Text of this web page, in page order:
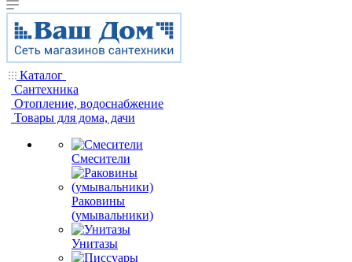
Каталог
Сантехника
Отопление, водоснабжение
Товары для дома, дачи
Смесители
Раковины
(умывальники)
Унитазы